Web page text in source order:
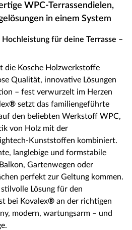
WPC-Terrassendielen,
in einem System
für deine Terrasse –
die Kosche Holzwerkstoffe
Qualität, innovative Lösungen
– fest verwurzelt im Herzen
® setzt das familiengeführte
den beliebten Werkstoff WPC,
von Holz mit der
Kunststoffen kombiniert.
langlebige und formstabile
Gartenwegen oder
perfekt zur Geltung kommen.
Lösung für den
bei Kovalex® an der richtigen
modern, wartungsarm – und